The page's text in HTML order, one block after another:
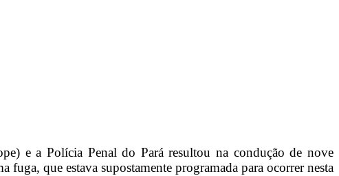
e a Polícia Penal do Pará resultou na condução de nove
fuga, que estava supostamente programada para ocorrer nesta